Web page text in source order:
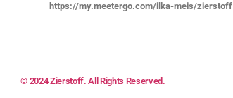
https://my.meetergo.com/ilka-meis/zierstoff
© 2024 Zierstoff. All Rights Reserved.